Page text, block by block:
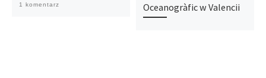
1 komentarz
Oceanogràfic w Valencii